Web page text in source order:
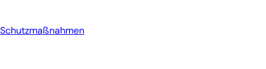
Schutzmaßnahmen